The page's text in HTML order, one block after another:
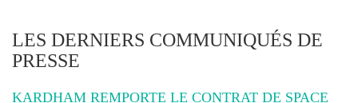
LES DERNIERS COMMUNIQUÉS DE
PRESSE
KARDHAM REMPORTE LE CONTRAT DE SPACE